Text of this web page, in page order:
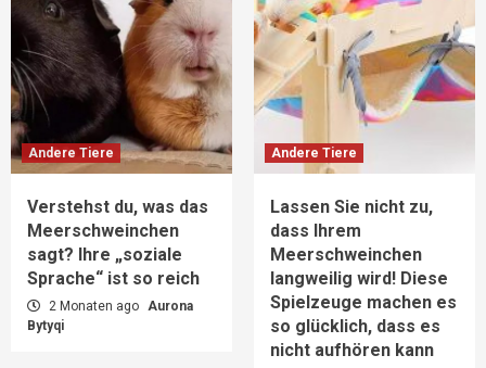
Andere Tiere
Verstehst du, was das
Meerschweinchen
sagt? Ihre „soziale
Sprache“ ist so reich
2 Monaten ago Aurona
Bytyqi
Andere Tiere
Lassen Sie nicht zu,
dass Ihrem
Meerschweinchen
langweilig wird! Diese
Spielzeuge machen es
so glücklich, dass es
nicht aufhören kann